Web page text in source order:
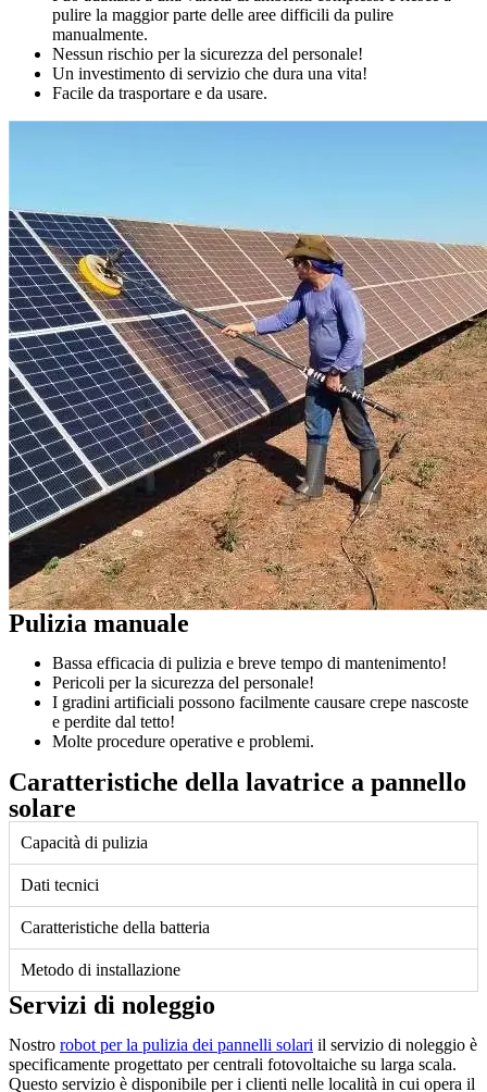
pulire la maggior parte delle aree difficili da pulire
manualmente.
Nessun rischio per la sicurezza del personale!
Un investimento di servizio che dura una vita!
Facile da trasportare e da usare.
Pulizia manuale
Bassa efficacia di pulizia e breve tempo di mantenimento!
Pericoli per la sicurezza del personale!
I gradini artificiali possono facilmente causare crepe nascoste
e perdite dal tetto!
Molte procedure operative e problemi.
Caratteristiche della lavatrice a pannello
solare
Capacità di pulizia
Dati tecnici
Caratteristiche della batteria
Metodo di installazione
Servizi di noleggio
Nostro robot per la pulizia dei pannelli solari il servizio di noleggio è
specificamente progettato per centrali fotovoltaiche su larga scala.
Questo servizio è disponibile per i clienti nelle località in cui opera il